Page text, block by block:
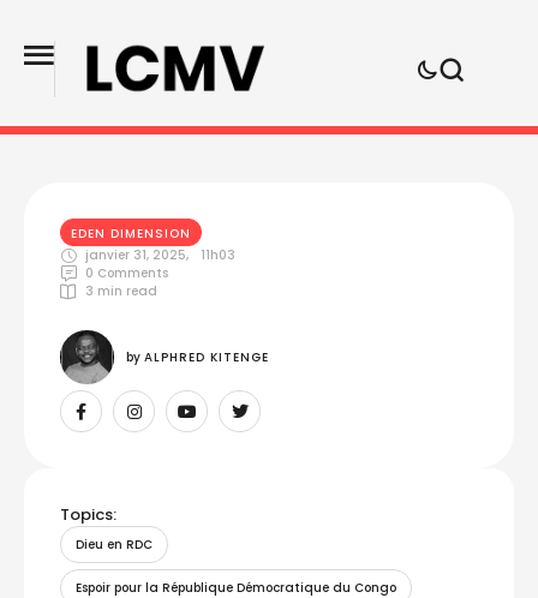
EDEN DIMENSION
janvier 31, 2025,
11h03
0 Comments
3 min read
by ALPHRED KITENGE
Topics:
Dieu en RDC
Espoir pour la République Démocratique du Congo